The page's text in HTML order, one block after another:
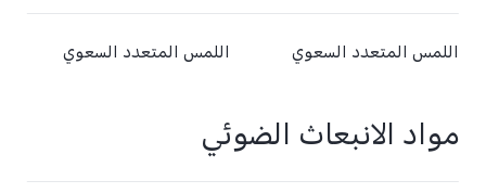
اللمس المتعدد السعوي اللمس المتعدد السعوي
مواد الانبعاث الضوئي